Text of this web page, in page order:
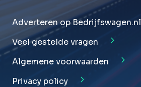
Adverteren op Bedrijfswagen.nl
Veel gestelde vragen
Algemene voorwaarden
Privacy policy